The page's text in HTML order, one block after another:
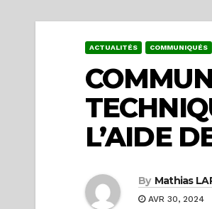
ACTUALITÉS COMMUNIQUÉS
L’AIDE
By Mathias
AVR 30, 2024